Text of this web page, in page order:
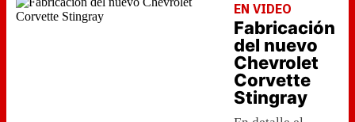
EN VIDEO
Fabricación
del nuevo
Chevrolet
Corvette
Stingray